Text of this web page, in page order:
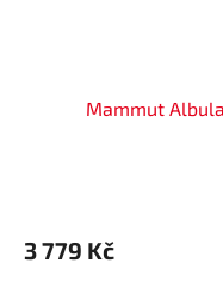
Mammut
3 779 Kč